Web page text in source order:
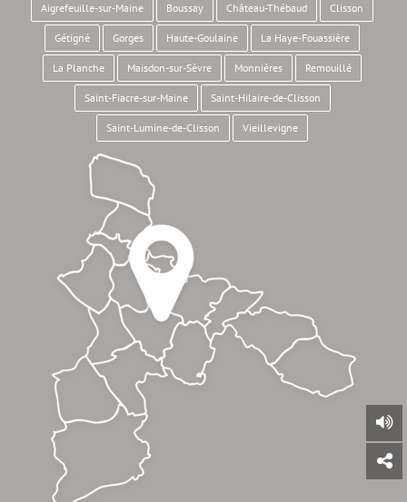
Aigrefeuille-sur-Maine Boussay Château-Thébaud Clisson
Gétigné Gorges Haute-Goulaine La Haye-Fouassière
La Planche Maisdon-sur-Sèvre Monnières Remouillé
Saint-Fiacre-sur-Maine Saint-Hilaire-de-Clisson
Saint-Lumine-de-Clisson Vieillevigne